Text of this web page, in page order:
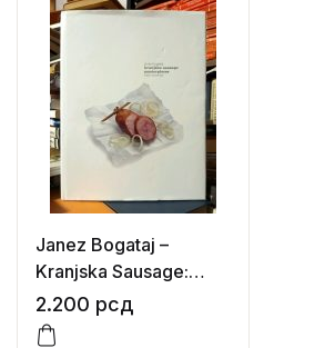
Janez Bogataj –
Kranjska Sausage:
Masterpieces from
Slovenia
2.200 рсд